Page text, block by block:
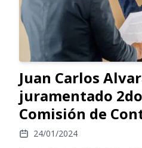
Juan Carlos
juramentado
Comisión de
24/01/2024